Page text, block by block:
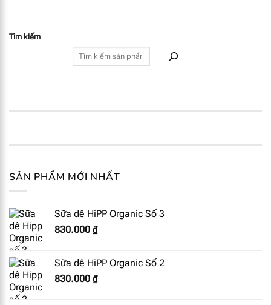
Tìm kiếm
SẢN PHẨM MỚI NHẤT
Sữa dê HiPP Organic Số 3
830.000 ₫
Sữa dê HiPP Organic Số 2
830.000 ₫